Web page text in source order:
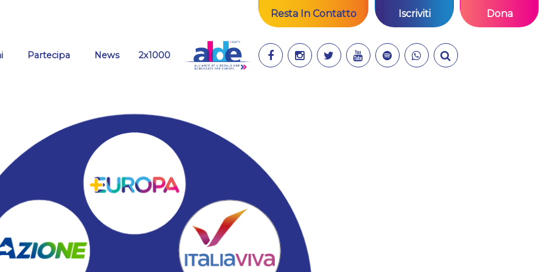
Resta In Contatto Iscriviti Dona
Partecipa News 2x1000